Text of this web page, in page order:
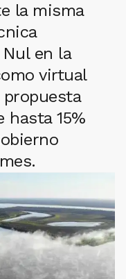
la misma
en la
virtual
15%